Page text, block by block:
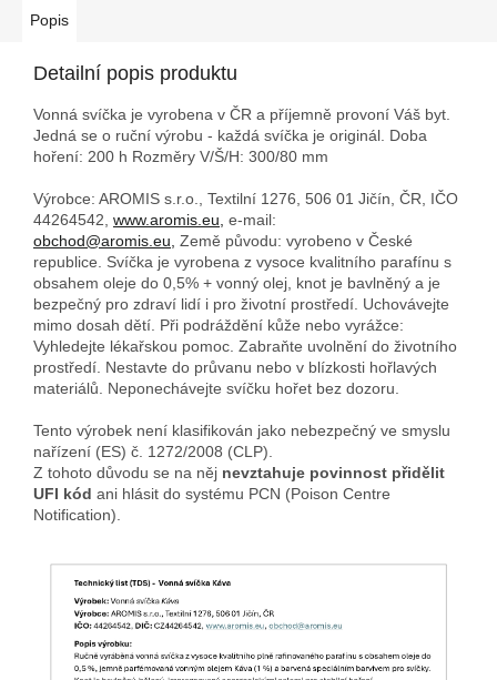
Popis
Detailní popis produktu
Vonná svíčka je vyrobena v ČR a příjemně provoní Váš byt.
Jedná se o ruční výrobu - každá svíčka je originál. Doba
hoření: 200 h Rozměry V/Š/H: 300/80 mm
Výrobce: AROMIS s.r.o., Textilní 1276, 506 01 Jičín, ČR, IČO
44264542, www.aromis.eu, e-mail:
obchod@aromis.eu, Země původu: vyrobeno v České
republice. Svíčka je vyrobena z vysoce kvalitního parafínu s
obsahem oleje do 0,5% + vonný olej, knot je bavlněný a je
bezpečný pro zdraví lidí i pro životní prostředí. Uchovávejte
mimo dosah dětí. Při podráždění kůže nebo vyrážce:
Vyhledejte lékařskou pomoc. Zabraňte uvolnění do životního
prostředí. Nestavte do průvanu nebo v blízkosti hořlavých
materiálů. Neponechávejte svíčku hořet bez dozoru.
Tento výrobek není klasifikován jako nebezpečný ve smyslu
nařízení (ES) č. 1272/2008 (CLP).
Z tohoto důvodu se na něj nevztahuje povinnost přidělit
UFI kód ani hlásit do systému PCN (Poison Centre
Notification).